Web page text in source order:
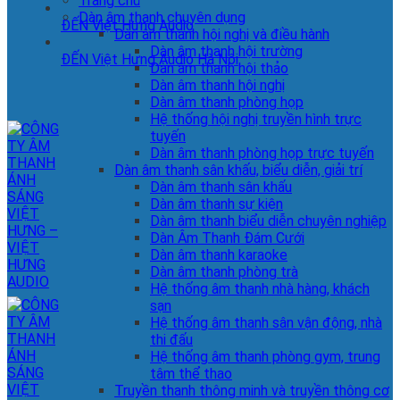
ĐẾN Việt Hưng Audio
ĐẾN Việt Hưng Audio Hà Nội
Dàn âm thanh chuyên dụng
Dàn âm thanh hội nghị và điều hành
Dàn âm thanh hội trường
Dàn âm thanh hội thảo
Dàn âm thanh hội nghị
Dàn âm thanh phòng họp
Hệ thống hội nghị truyền hình trực
tuyến
Dàn âm thanh phòng họp trực tuyến
Dàn âm thanh sân khấu, biểu diễn, giải trí
Dàn âm thanh sân khấu
Dàn âm thanh sự kiện
Dàn âm thanh biểu diễn chuyên nghiệp
Dàn Âm Thanh Đám Cưới
Dàn âm thanh karaoke
Dàn âm thanh phòng trà
Hệ thống âm thanh nhà hàng, khách
sạn
Hệ thống âm thanh sân vận động, nhà
thi đấu
Hệ thống âm thanh phòng gym, trung
tâm thể thao
Truyền thanh thông minh và truyền thông cơ